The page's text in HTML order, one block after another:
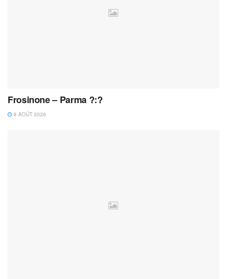
Frosinone – Parma ?:?
8 AOÛT 2026